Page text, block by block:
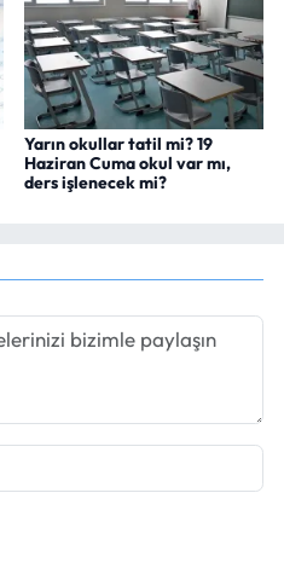
Yarın okullar tatil mi? 19
Haziran Cuma okul var mı,
ders işlenecek mi?